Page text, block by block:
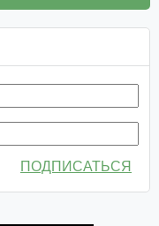
ПОДПИСАТЬСЯ